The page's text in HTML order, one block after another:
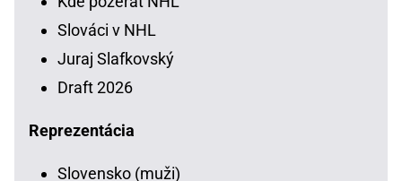
Slováci v NHL
Juraj Slafkovský
Draft 2026
Reprezentácia
Slovensko (muži)